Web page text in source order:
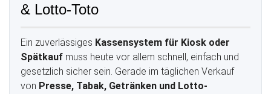
& Lotto-Toto
Ein zuverlässiges Kassensystem für Kiosk oder
Spätkauf muss heute vor allem schnell, einfach und
gesetzlich sicher sein. Gerade im täglichen Verkauf
von Presse, Tabak, Getränken und Lotto-